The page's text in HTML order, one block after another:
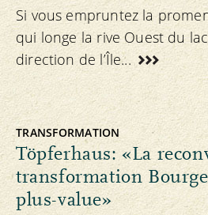
Si vous empruntez la
qui longe la rive Ouest du
direction de l’Île...
TRANSFORMATION
Töpferhaus: «La
transformation
plus-value»